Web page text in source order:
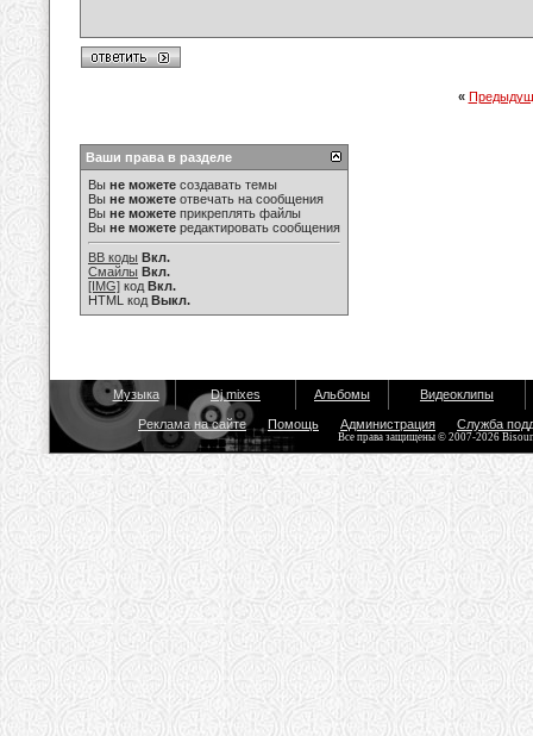
«
Ваши права в разделе
Вы не можете создавать темы
Вы не можете отвечать на сообщения
Вы не можете прикреплять файлы
Вы не можете редактировать сообщения
BB коды Вкл.
Смайлы Вкл.
[IMG] код Вкл.
HTML код Выкл.
Музыка Dj mixes Альбомы Видеоклипы
Реклама на сайте Помощь Администрация Служба
Все права защищены © 2007-2026